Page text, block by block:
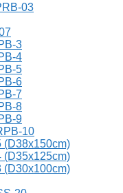
03
3
4
5
6
7
8
9
10
(D38x150cm)
(D35x125cm)
(D30x100cm)